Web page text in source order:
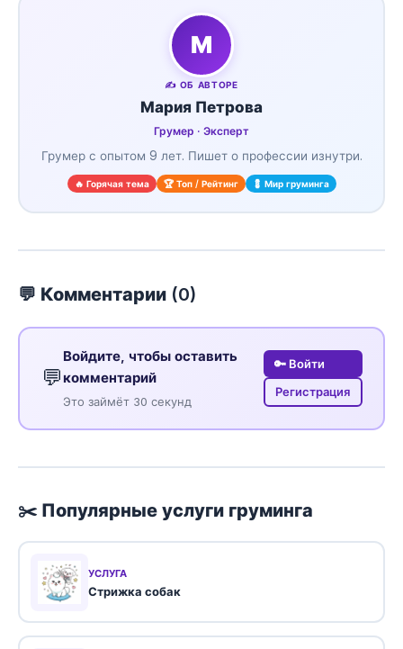
М
✍️ ОБ АВТОРЕ
Мария Петрова
Грумер · Эксперт
Грумер с опытом 9 лет. Пишет о профессии изнутри.
🔥 Горячая тема 🏆 Топ / Рейтинг 💈 Мир груминга
💬 Комментарии (0)
💬
Войдите, чтобы оставить
комментарий
Это займёт 30 секунд
🔑 Войти
Регистрация
✂️ Популярные услуги груминга
УСЛУГА
Стрижка собак